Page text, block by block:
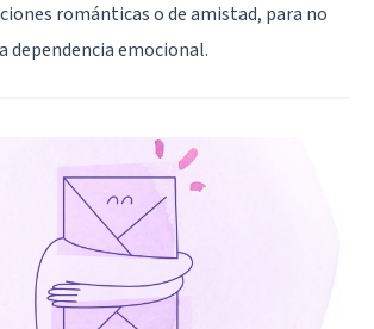
románticas o de amistad, para no
dependencia emocional.